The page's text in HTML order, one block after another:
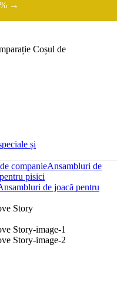
→
Coșul de
și
companieAnsambluri de
pisici
de joacă pentru